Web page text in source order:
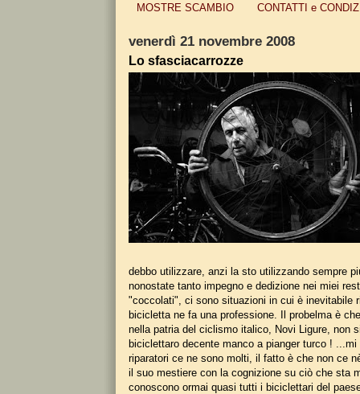
MOSTRE SCAMBIO CONTATTI e
venerdì 21 novembre 2008
Lo sfasciacarrozze
debbo utilizzare, anzi la sto utilizzando sempre
nonostate tanto impegno e dedizione nei miei
"coccolati", ci sono situazioni in cui è inevitabile
bicicletta ne fa una professione. Il probelma è
nella patria del ciclismo italico, Novi Ligure, non
biciclettaro decente manco a pianger turco !
riparatori ce ne sono molti, il fatto è che non ce
il suo mestiere con la cognizione su ciò che sta
conoscono ormai quasi tutti i biciclettari del